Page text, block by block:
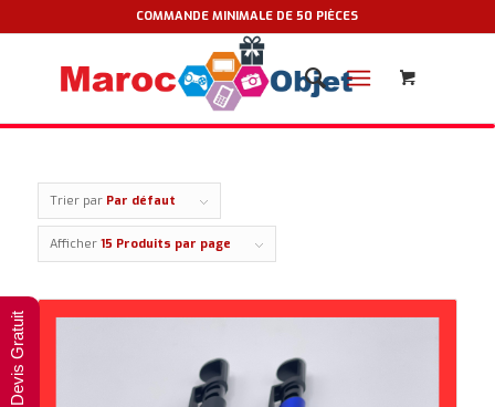
COMMANDE MINIMALE DE 50 PIÈCES
Trier par Par défaut
Afficher 15 Produits par page
Devis Gratuit